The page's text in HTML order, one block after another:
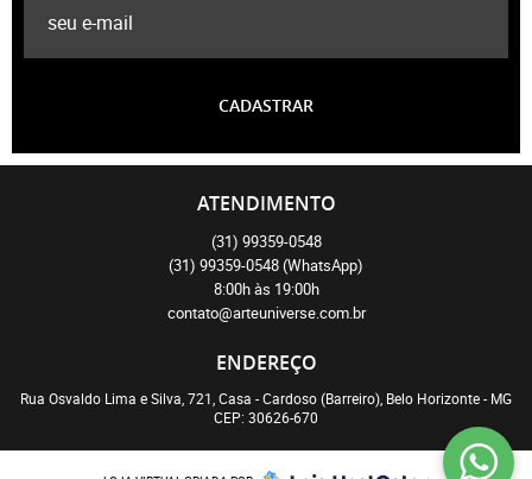
CADASTRAR
ATENDIMENTO
(31) 99359-0548
(31) 99359-0548(WhatsApp)
8:00h às 19:00h
contato@arteuniverse.com.br
ENDEREÇO
Rua Osvaldo Lima e Silva, 721, Casa -Cardoso (Barreiro), Belo Horizonte- MG
CEP: 30626-670